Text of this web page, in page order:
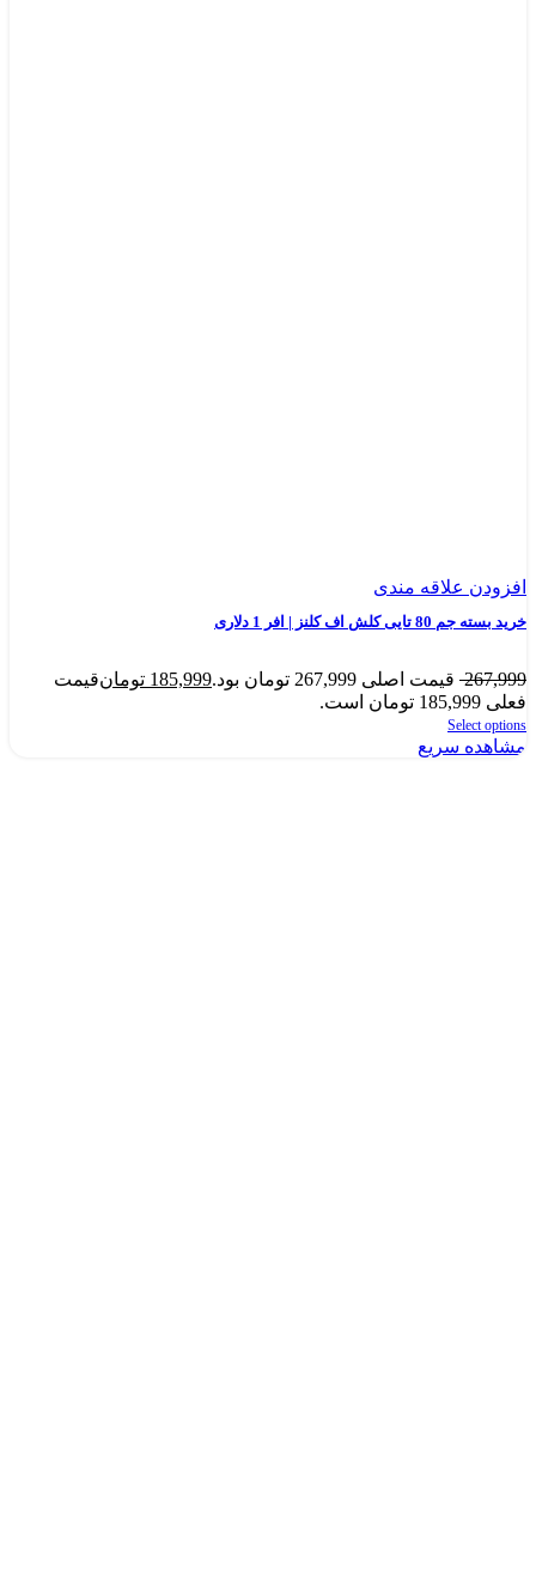
افزودن علاقه مندی
خرید بسته جم 80 تایی کلش اف کلنز | افر 1 دلاری
267,999 قیمت اصلی 267,999 تومان بود. 185,999 تومانقیمت
فعلی 185,999 تومان است.
Select options
مشاهده سریع